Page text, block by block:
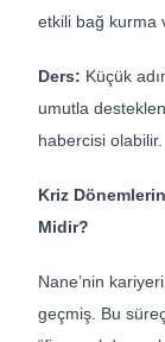
etkili bağ kurma
Ders: Küçük
umutla
habercisi olabilir.
Kriz
Midir?
Nane’nin
geçmiş. Bu